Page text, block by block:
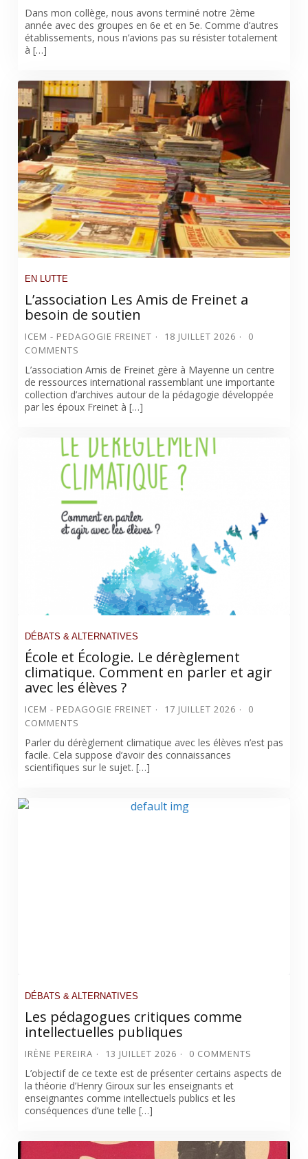
Dans mon collège, nous avons terminé notre 2ème
année avec des groupes en 6e et en 5e. Comme d’autres
établissements, nous n’avions pas su résister totalement
à […]
EN LUTTE
L’association Les Amis de Freinet a
besoin de soutien
ICEM - PEDAGOGIE FREINET 18 JUILLET 2026
0
COMMENTS
L’association Amis de Freinet gère à Mayenne un centre
de ressources international rassemblant une importante
collection d’archives autour de la pédagogie développée
par les époux Freinet à […]
DÉBATS & ALTERNATIVES
École et Écologie. Le dérèglement
climatique. Comment en parler et agir
avec les élèves ?
ICEM - PEDAGOGIE FREINET 17 JUILLET 2026
0
COMMENTS
Parler du dérèglement climatique avec les élèves n’est pas
facile. Cela suppose d’avoir des connaissances
scientifiques sur le sujet. […]
DÉBATS & ALTERNATIVES
Les pédagogues critiques comme
intellectuelles publiques
IRÈNE PEREIRA 13 JUILLET 2026 0 COMMENTS
L’objectif de ce texte est de présenter certains aspects de
la théorie d’Henry Giroux sur les enseignants et
enseignantes comme intellectuels publics et les
conséquences d’une telle […]